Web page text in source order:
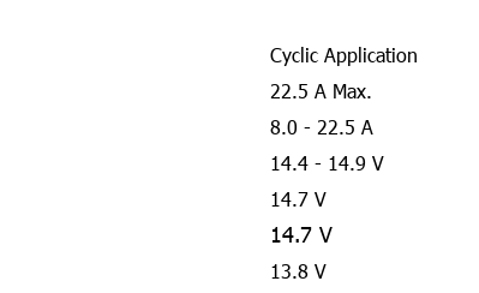
Cyclic Application
22.5 A Max.
8.0 - 22.5 A
14.4 - 14.9 V
14.7 V
14.7 V
13.8 V